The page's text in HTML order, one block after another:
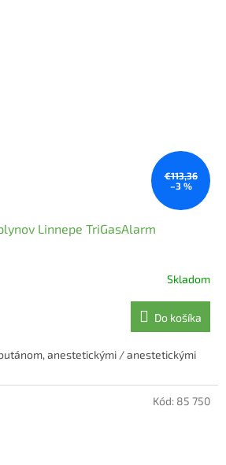
€113,36
–3 %
Linnepe TriGasAlarm
Skladom
Do košíka
anestetickými / anestetickými
Kód: 85 750